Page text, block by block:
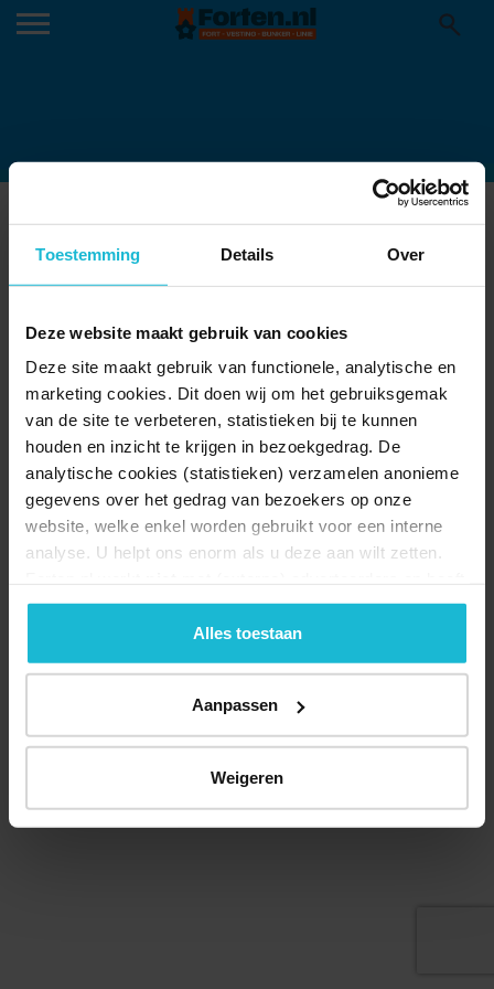
Toestemming Details Over
Deze website maakt gebruik van cookies
Deze site maakt gebruik van functionele, analytische en
marketing cookies. Dit doen wij om het gebruiksgemak
van de site te verbeteren, statistieken bij te kunnen
houden en inzicht te krijgen in bezoekgedrag. De
analytische cookies (statistieken) verzamelen anonieme
gegevens over het gedrag van bezoekers op onze
website, welke enkel worden gebruikt voor een interne
analyse. U helpt ons enorm als u deze aan wilt zetten.
geen commerciële doelstelling. U kunt deze cookies via
de knoppen accepteren, beheren of weigeren.
Alles toestaan
Aanpassen
Weigeren
IMG_3512
© 2026 Stichting Forten Nederland